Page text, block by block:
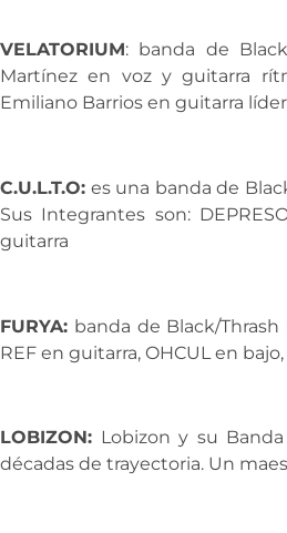
VELATORIUM: banda de
Martínez en voz y guitarra
Emiliano Barrios en guitarra líder
C.U.L.T.O: es una banda de
Sus Integrantes son:
guitarra
FURYA: banda de Black/
REF en guitarra, OHCUL en
LOBIZON: Lobizon y su
décadas de trayectoria. Un